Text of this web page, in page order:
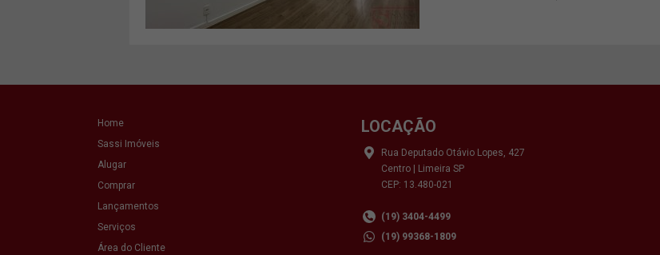
Home
Sassi Imóveis
Alugar
Comprar
Lançamentos
Serviços
Área do Cliente
LOCAÇÃO
Rua Deputado Otávio Lopes, 427
Centro | Limeira SP
CEP: 13.480-021
(19) 3404-4499
(19) 99368-1809